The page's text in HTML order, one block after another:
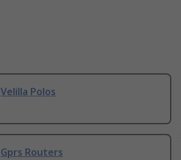
Velilla Polos
Gprs Routers